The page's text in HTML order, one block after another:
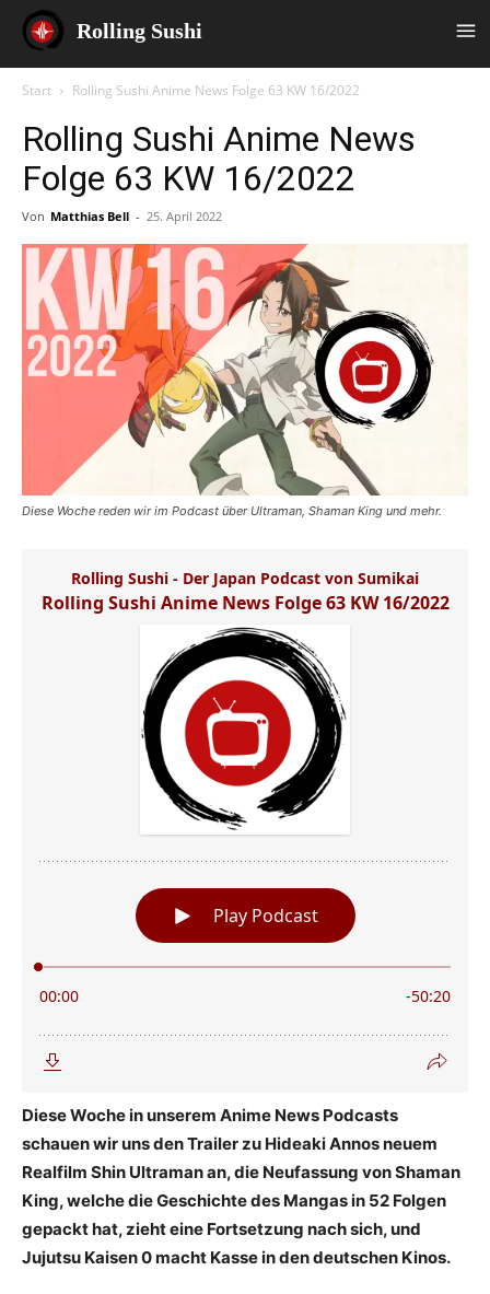
Rolling Sushi
Start Rolling Sushi Anime News Folge 63 KW 16/2022
Rolling Sushi Anime News
Folge 63 KW 16/2022
Von Matthias Bell - 25. April 2022
Diese Woche reden wir im Podcast über Ultraman, Shaman King und mehr.
Diese Woche in unserem Anime News Podcasts
schauen wir uns den Trailer zu Hideaki Annos neuem
Realfilm Shin Ultraman an, die Neufassung von Shaman
King, welche die Geschichte des Mangas in 52 Folgen
gepackt hat, zieht eine Fortsetzung nach sich, und
Jujutsu Kaisen 0 macht Kasse in den deutschen Kinos.